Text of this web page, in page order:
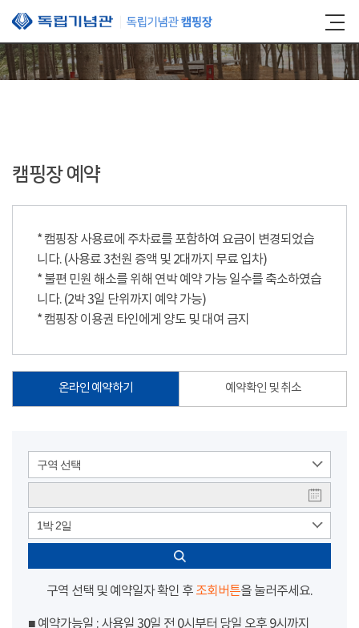
본문 바로가기
캠핑장 예약
* 캠핑장 사용료에 주차료를 포함하여 요금이 변경되었습
니다. (사용료 3천원 증액 및 2대까지 무료 입차)
* 불편 민원 해소를 위해 연박 예약 가능 일수를 축소하였습
니다. (2박 3일 단위까지 예약 가능)
* 캠핑장 이용권 타인에게 양도 및 대여 금지
온라인 예약하기 예약확인 및 취소
구역 선택
1박 2일
구역 선택 및 예약일자 확인 후 조회버튼을 눌러주세요.
■ 예약가능일 : 사용일 30일 전 0시부터 당일 오후 9시까지